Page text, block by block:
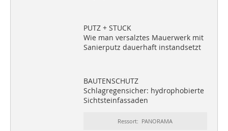
PUTZ + STUCK
Wie man versalztes Mauerwerk mit
Sanierputz dauerhaft instandsetzt
BAUTENSCHUTZ
Schlagregensicher: hydrophobierte
Sichtsteinfassaden
Ressort: PANORAMA